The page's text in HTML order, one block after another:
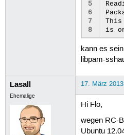
5
6
7
8
This
is
kann es
libpam-
Lasall
Ehemalige
17. März
Hi Flo,
wegen RC-
Ubuntu